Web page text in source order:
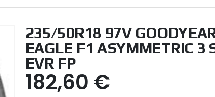
235/50R18 97V
EAGLE F1 ASYMMETRIC 3
EVR FP
182,60 €